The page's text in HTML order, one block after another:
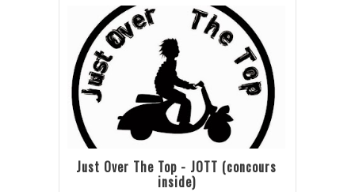
Just Over The Top - JOTT (concours
inside)